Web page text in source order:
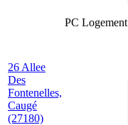
PC Logement
26 Allee
Des
Fontenelles,
Caugé
(27180)